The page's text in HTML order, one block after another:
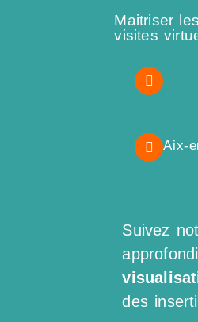
Maitriser
visites
Aix-
Suivez
des